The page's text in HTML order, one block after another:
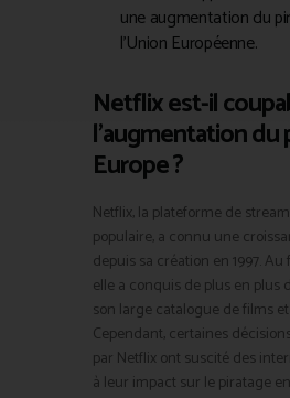
une augmentation du
l’Union Européenne.
Netflix est-il
l’augmentation du
Europe ?
Netflix, la plateforme de
populaire, a connu une
depuis sa création en 1997.
elle a conquis de plus en plus
son large catalogue de films et
Cependant, certaines
par Netflix ont suscité des
à leur impact sur le piratage